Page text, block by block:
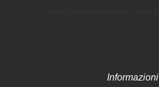
Informazioni